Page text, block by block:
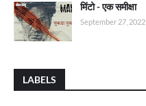
मिंटो - एक समीक्षा
September 27, 2022
LABELS